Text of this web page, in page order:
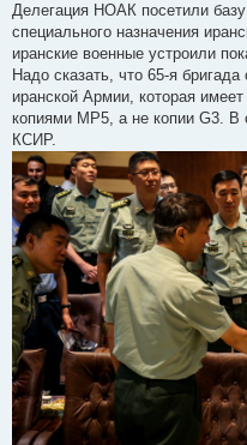
Делегация НОАК посетили
специального назначения
иранские военные устроили
Надо сказать, что 65-я
иранской Армии, которая
копиями MP5, а не копии G3.
КСИР.